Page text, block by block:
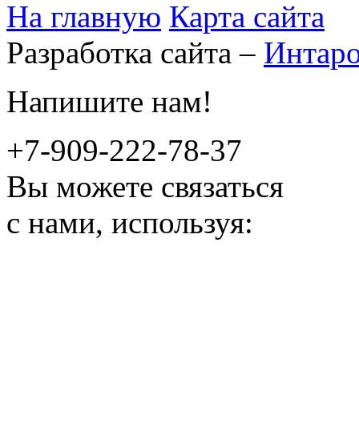
На главную Карта сайта
Разработка сайта –
Напишите нам!
+7-909-222-78-37
Вы можете связаться
с нами, используя: